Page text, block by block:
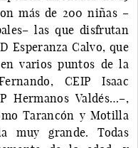
más de 200 niñas –
las que disfrutan
Esperanza Calvo, que
varios puntos de la
CEIP Isaac
Hermanos Valdés…–,
Tarancón y Motilla
muy grande. Todas